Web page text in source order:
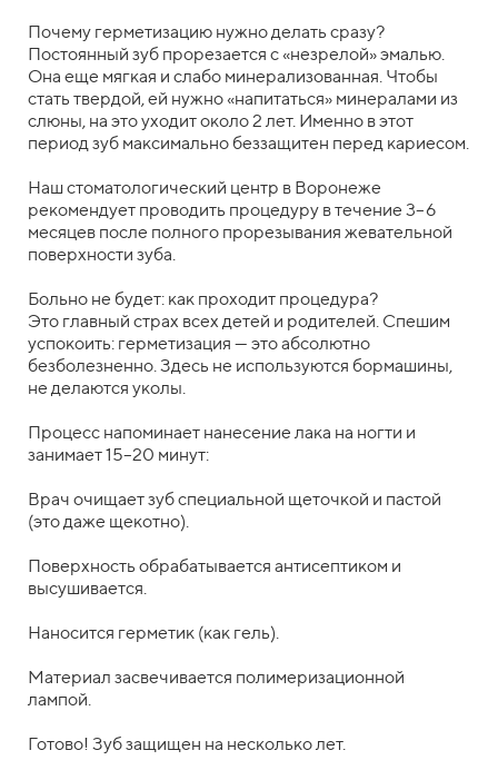
Почему герметизацию нужно делать сразу?
Постоянный зуб прорезается с «незрелой» эмалью.
Она еще мягкая и слабо минерализованная. Чтобы
стать твердой, ей нужно «напитаться» минералами из
слюны, на это уходит около 2 лет. Именно в этот
период зуб максимально беззащитен перед кариесом.
Наш стоматологический центр в Воронеже
рекомендует проводить процедуру в течение 3–6
месяцев после полного прорезывания жевательной
поверхности зуба.
Больно не будет: как проходит процедура?
Это главный страх всех детей и родителей. Спешим
успокоить: герметизация — это абсолютно
безболезненно. Здесь не используются бормашины,
не делаются уколы.
Процесс напоминает нанесение лака на ногти и
занимает 15–20 минут:
Врач очищает зуб специальной щеточкой и пастой
(это даже щекотно).
Поверхность обрабатывается антисептиком и
высушивается.
Наносится герметик (как гель).
Материал засвечивается полимеризационной
лампой.
Готово! Зуб защищен на несколько лет.